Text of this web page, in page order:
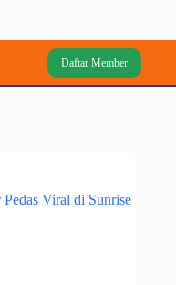
Daftar Member
Viral di Sunrise